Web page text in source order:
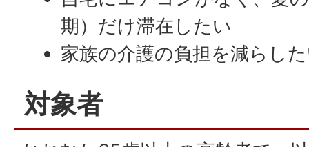
期）だけ滞在したい
家族の介護の負担を減らし
対象者